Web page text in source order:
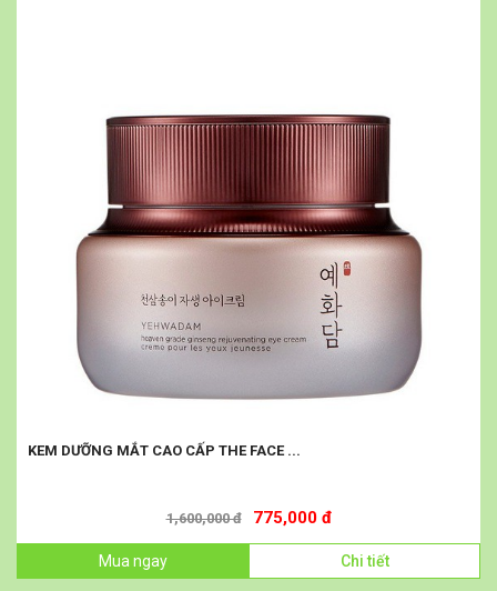
KEM DƯỠNG MẮT CAO CẤP THE FACE ...
1,600,000 đ 775,000 đ
Mua ngay Chi tiết